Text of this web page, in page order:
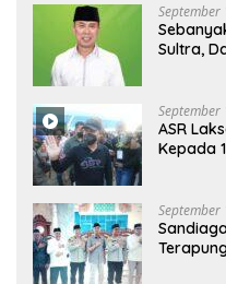
September
Sultra,
September
ASR
Kepada
September